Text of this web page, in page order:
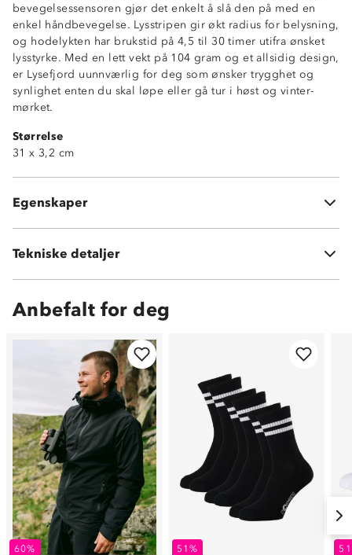
bevegelsessensoren gjør det enkelt å slå den på med en
enkel håndbevegelse. Lysstripen gir økt radius for belysning,
og hodelykten har brukstid på 4,5 til 30 timer utifra ønsket
lysstyrke. Med en lett vekt på 104 gram og et allsidig design,
er Lysefjord uunnværlig for deg som ønsker trygghet og
synlighet enten du skal løpe eller gå tur i høst og vinter-
mørket.
Størrelse
31 x 3,2 cm
Egenskaper
Lysstyrke: 100 – 600 lm
Brukstid: 4,5 – 30 timer
4 lysmodus
IP-grad: IPX2
Bevegelsessensor
Batterikapasitet: 3 000 mAh
LED-lys på siden
3W COB i lysstripa
USB-C ladeport
Tekniske detaljer
Vekt:112 gram
Anbefalt for deg
60% 51%